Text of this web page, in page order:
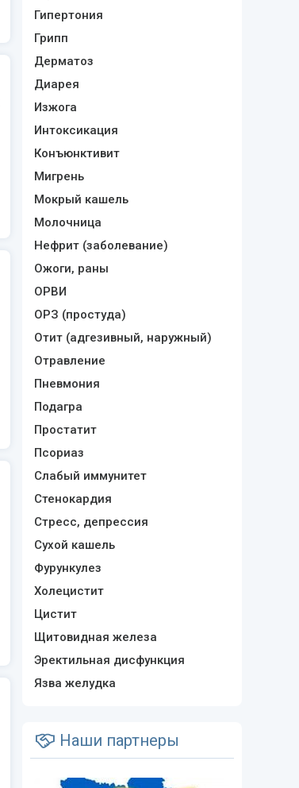
Гипертония
Грипп
Дерматоз
Диарея
Изжога
Интоксикация
Конъюнктивит
Мигрень
Мокрый кашель
Молочница
Нефрит (заболевание)
Ожоги, раны
ОРВИ
ОРЗ (простуда)
Отит (адгезивный, наружный)
Отравление
Пневмония
Подагра
Простатит
Псориаз
Слабый иммунитет
Стенокардия
Стресс, депрессия
Сухой кашель
Фурункулез
Холецистит
Цистит
Щитовидная железа
Эректильная дисфункция
Язва желудка
Наши партнеры